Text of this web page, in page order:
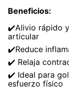
10. clorofila
Beneficios:
✔️Alivio rápido
articular
✔️Reduce
✔️ Relaja
✔️ Ideal para
esfuerzo físico